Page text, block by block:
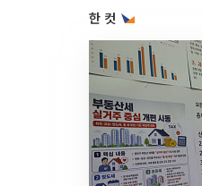
한 컷